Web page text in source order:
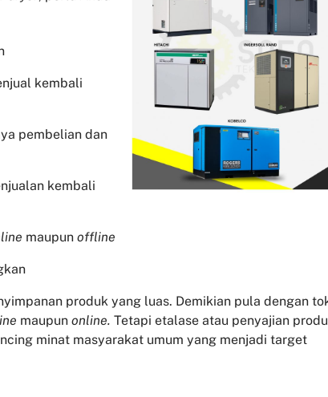
kembali
pembelian dan
kembali
maupun offline
produk yang luas. Demikian pula dengan
maupun online. Tetapi etalase atau penyajian
minat masyarakat umum yang menjadi target